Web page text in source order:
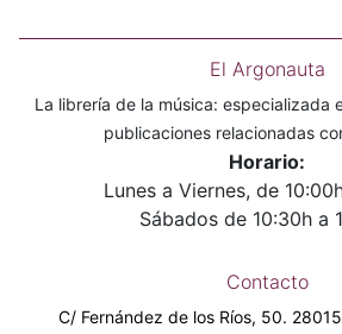
El Argonauta
La librería de la música: especializada
publicaciones relacionadas
Horario:
Lunes a Viernes, de
Sábados de 10:30h a
Contacto
C/ Fernández de los Ríos, 50.